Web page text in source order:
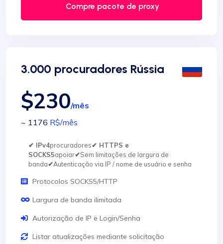
Compre pacote de proxy
3.000 procuradores Rússia
$230/mês
~ 1176 R$/mês
✔ IPv4procuradores✔ HTTPS e
SOCKS5apoiar✔Sem limitações de largura de
banda✔Autenticação via IP / nome de usuário e senha
Protocolos SOCKS5/HTTP
Largura de banda ilimitada
Autorização de IP e Login/Senha
Listar atualizações mediante solicitação